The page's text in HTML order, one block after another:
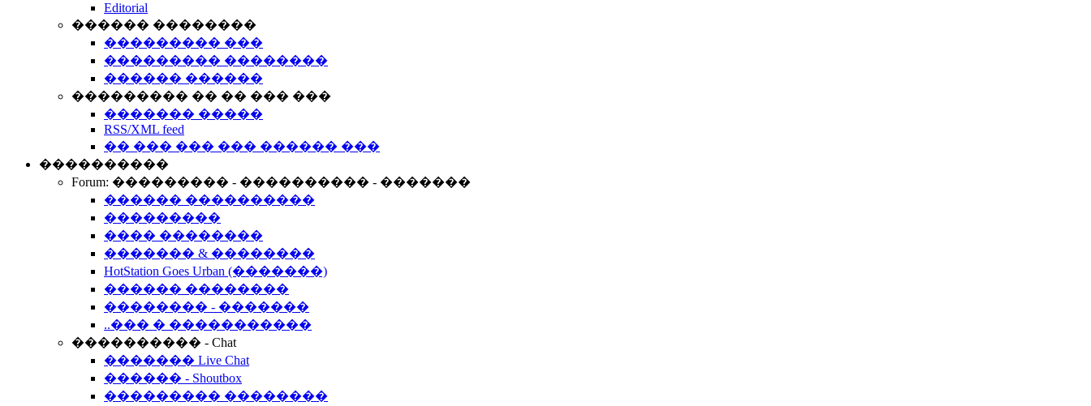
Editorial
������ ��������
��������� ���
��������� ��������
������ ������
��������� �� �� ��� ���
������� �����
RSS/XML feed
�� ��� ��� ��� ������ ���
����������
Forum: ��������� - ���������� - �������
������ ����������
���������
���� ��������
������� & ��������
HotStation Goes Urban (�������)
������ ��������
�������� - �������
..��� � �����������
���������� - Chat
������� Live Chat
������ - Shoutbox
��������� ��������